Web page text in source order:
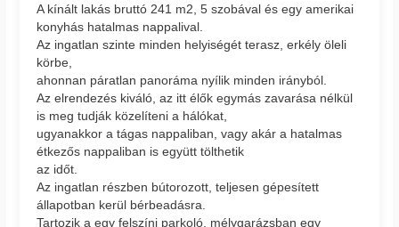
A kínált lakás bruttó 241 m2, 5 szobával és egy amerikai
konyhás hatalmas nappalival.
Az ingatlan szinte minden helyiségét terasz, erkély öleli
körbe,
ahonnan páratlan panoráma nyílik minden irányból.
Az elrendezés kiváló, az itt élők egymás zavarása nélkül
is meg tudják közelíteni a hálókat,
ugyanakkor a tágas nappaliban, vagy akár a hatalmas
étkezős nappaliban is együtt tölthetik
az időt.
Az ingatlan részben bútorozott, teljesen gépesített
állapotban kerül bérbeadásra.
Tartozik a egy felszíni parkoló, mélygarázsban egy